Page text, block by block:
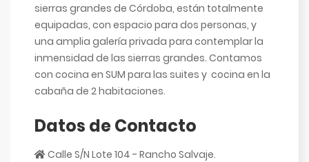
sierras grandes de Córdoba, están totalmente
equipadas, con espacio para dos personas, y
una amplia galería privada para contemplar la
inmensidad de las sierras grandes. Contamos
con cocina en SUM para las suites y cocina en la
cabaña de 2 habitaciones.
Datos de Contacto
Calle S/N Lote 104 - Rancho Salvaje.